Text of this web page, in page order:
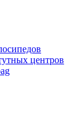
центров